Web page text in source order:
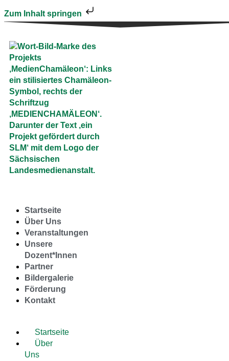
Zum Inhalt springen
Startseite
Über Uns
Veranstaltungen
Unsere
Dozent*Innen
Partner
Bildergalerie
Förderung
Kontakt
Startseite
Über
Uns